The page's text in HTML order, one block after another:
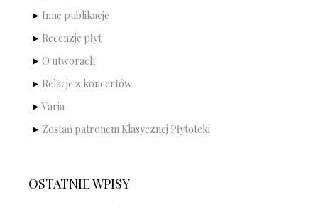
Inne publikacje
Recenzje płyt
O utworach
Relacje z koncertów
Varia
Zostań patronem Klasycznej Płytoteki
OSTATNIE WPISY